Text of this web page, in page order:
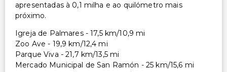
apresentadas à 0,1 milha e ao quilómetro mais
próximo.
Igreja de Palmares - 17,5 km/10,9 mi
Zoo Ave - 19,9 km/12,4 mi
Parque Viva - 21,7 km/13,5 mi
Mercado Municipal de San Ramón - 25 km/15,6 mi